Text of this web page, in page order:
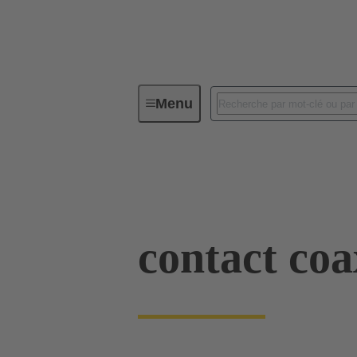
MenuConnectivité d'Equipements
contact